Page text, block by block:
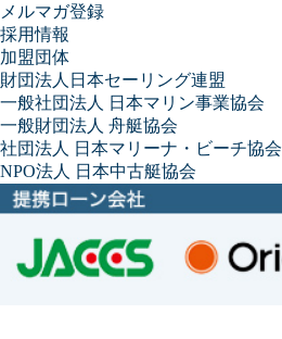
メルマガ登録
採用情報
加盟団体
財団法人日本セーリング連盟
一般社団法人 日本マリン事業協会
一般財団法人 舟艇協会
社団法人 日本マリーナ・ビーチ協会
NPO法人 日本中古艇協会